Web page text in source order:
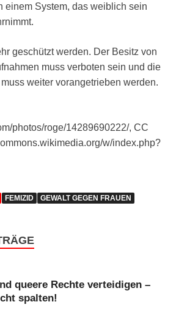
einem System, das weiblich sein
geschützt werden. Der Besitz von
muss verboten sein und die
weiter vorangetrieben werden.
photos/roge/14289690222/, CC
w/index.php?
FEMIZID GEWALT GEGEN FRAUEN
queere Rechte verteidigen –
spalten!